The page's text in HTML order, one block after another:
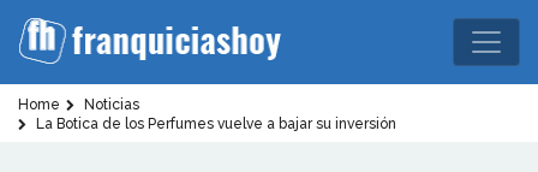
Home
Noticias
La Botica de los Perfumes vuelve a bajar su inversión